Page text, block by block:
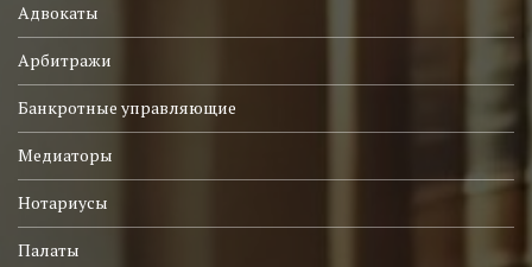
Адвокаты
Арбитражи
Банкротные управляющие
Медиаторы
Нотариусы
Палаты